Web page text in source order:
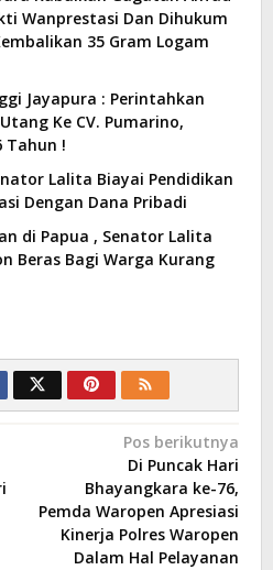
Wanprestasi Dan Dihukum
35 Gram Logam
Jayapura : Perintahkan
Ke CV. Pumarino,
Tahun !
Lalita Biayai Pendidikan
Dengan Dana Pribadi
di Papua , Senator Lalita
Beras Bagi Warga Kurang
Pos berikutnya
Di Puncak Hari
Bhayangkara ke-76,
Pemda Waropen Apresiasi
Kinerja Polres Waropen
Dalam Hal Pelayanan